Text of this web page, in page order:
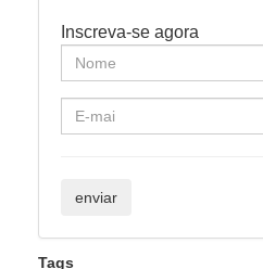
Inscreva-se agora
Tags